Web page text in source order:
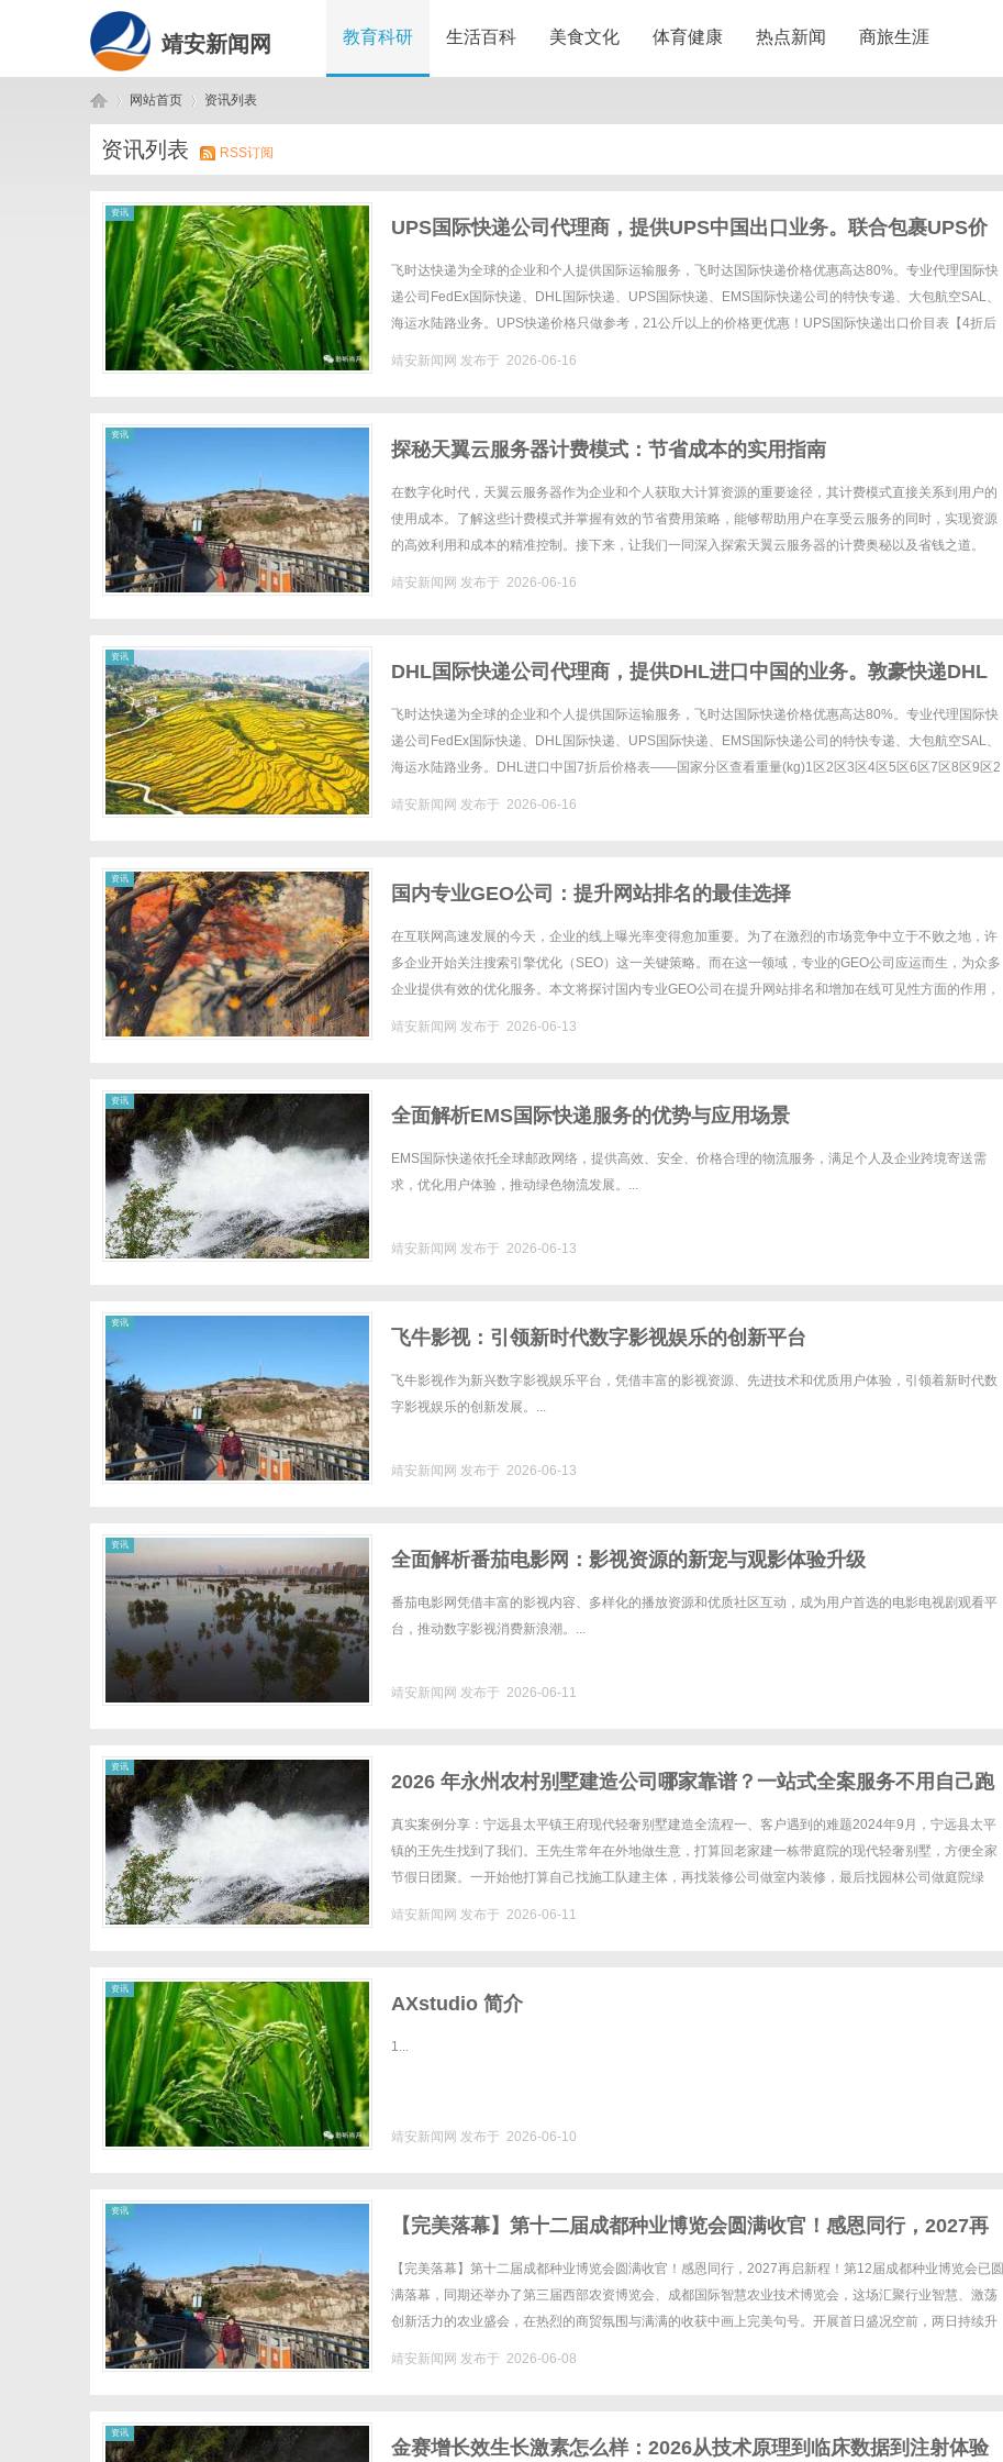
靖安新闻网 教育科研 生活百科 美食文化 体育健康 热点新闻 商旅生涯
靖 ›
网站首页
›
资讯列表
资讯列表 RSS订阅
资讯
UPS国际快递公司代理商，提供UPS中国出口业务。联合包裹UPS价
格促销,UPS快递价格,UPS国际快递价格
飞时达快递为全球的企业和个人提供国际运输服务，飞时达国际快递价格优惠高达80%。专业代理国际快
递公司FedEx国际快递、DHL国际快递、UPS国际快递、EMS国际快递公司的特快专递、大包航空SAL、
海运水陆路业务。UPS快递价格只做参考，21公斤以上的价格更优惠！UPS国际快递出口价目表【4折后
靖安新闻网 发布于 2026-06-16
资讯
探秘天翼云服务器计费模式：节省成本的实用指南
在数字化时代，天翼云服务器作为企业和个人获取大计算资源的重要途径，其计费模式直接关系到用户的
使用成本。了解这些计费模式并掌握有效的节省费用策略，能够帮助用户在享受云服务的同时，实现资源
的高效利用和成本的精准控制。接下来，让我们一同深入探索天翼云服务器的计费奥秘以及省钱之道。
靖安新闻网 发布于 2026-06-16
资讯
DHL国际快递公司代理商，提供DHL进口中国的业务。敦豪快递DHL
进口促销价格,DHL快递价格,DHL国际快递价格
飞时达快递为全球的企业和个人提供国际运输服务，飞时达国际快递价格优惠高达80%。专业代理国际快
递公司FedEx国际快递、DHL国际快递、UPS国际快递、EMS国际快递公司的特快专递、大包航空SAL、
海运水陆路业务。DHL进口中国7折后价格表——国家分区查看重量(kg)1区2区3区4区5区6区7区8区9区2
靖安新闻网 发布于 2026-06-16
资讯
国内专业GEO公司：提升网站排名的最佳选择
在互联网高速发展的今天，企业的线上曝光率变得愈加重要。为了在激烈的市场竞争中立于不败之地，许
多企业开始关注搜索引擎优化（SEO）这一关键策略。而在这一领域，专业的GEO公司应运而生，为众多
企业提供有效的优化服务。本文将探讨国内专业GEO公司在提升网站排名和增加在线可见性方面的作用，
靖安新闻网 发布于 2026-06-13
资讯
全面解析EMS国际快递服务的优势与应用场景
EMS国际快递依托全球邮政网络，提供高效、安全、价格合理的物流服务，满足个人及企业跨境寄送需
求，优化用户体验，推动绿色物流发展。...
靖安新闻网 发布于 2026-06-13
资讯
飞牛影视：引领新时代数字影视娱乐的创新平台
飞牛影视作为新兴数字影视娱乐平台，凭借丰富的影视资源、先进技术和优质用户体验，引领着新时代数
字影视娱乐的创新发展。...
靖安新闻网 发布于 2026-06-13
资讯
全面解析番茄电影网：影视资源的新宠与观影体验升级
番茄电影网凭借丰富的影视内容、多样化的播放资源和优质社区互动，成为用户首选的电影电视剧观看平
台，推动数字影视消费新浪潮。...
靖安新闻网 发布于 2026-06-11
资讯
2026 年永州农村别墅建造公司哪家靠谱？一站式全案服务不用自己跑
断腿
真实案例分享：宁远县太平镇王府现代轻奢别墅建造全流程一、客户遇到的难题2024年9月，宁远县太平
镇的王先生找到了我们。王先生常年在外地做生意，打算回老家建一栋带庭院的现代轻奢别墅，方便全家
节假日团聚。一开始他打算自己找施工队建主体，再找装修公司做室内装修，最后找园林公司做庭院绿
靖安新闻网 发布于 2026-06-11
资讯
AXstudio 简介
1...
靖安新闻网 发布于 2026-06-10
资讯
【完美落幕】第十二届成都种业博览会圆满收官！感恩同行，2027再
启新程！
【完美落幕】第十二届成都种业博览会圆满收官！感恩同行，2027再启新程！第12届成都种业博览会已圆
满落幕，同期还举办了第三届西部农资博览会、成都国际智慧农业技术博览会，这场汇聚行业智慧、激荡
创新活力的农业盛会，在热烈的商贸氛围与满满的收获中画上完美句号。开展首日盛况空前，两日持续升
靖安新闻网 发布于 2026-06-08
资讯
金赛增长效生长激素怎么样：2026从技术原理到临床数据到注射体验